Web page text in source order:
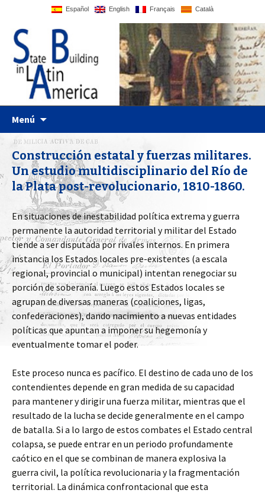
Español English Français Català
Statebglat
UPF website
Menú
Construcción estatal y fuerzas militares.
Un estudio multidisciplinario del Río de
la Plata post-revolucionario, 1810-1860.
En situaciones de inestabilidad política extrema y guerra
permanente la autoridad territorial y militar del Estado
tiende a ser disputada por rivales internos. En primera
instancia los Estados locales pre-existentes (a escala
regional, provincial o municipal) intentan renegociar su
porción de soberanía. Luego estos Estados locales se
agrupan de diversas maneras (coaliciones, ligas,
confederaciones), dando nacimiento a nuevas entidades
políticas que apuntan a imponer su hegemonía y
eventualmente tomar el poder.
Este proceso nunca es pacífico. El destino de cada uno de los
contendientes depende en gran medida de su capacidad
para mantener y dirigir una fuerza militar, mientras que el
resultado de la lucha se decide generalmente en el campo
de batalla. Si a lo largo de estos combates el Estado central
colapsa, se puede entrar en un periodo profundamente
caótico en el que se combinan de manera explosiva la
guerra civil, la política revolucionaria y la fragmentación
territorial. La dinámica confrontacional que esta